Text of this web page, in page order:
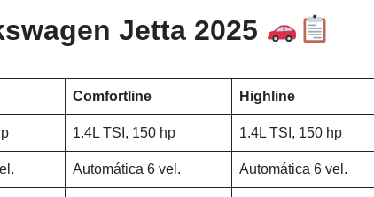
Jetta 2025
Comfortline Highline
1.4L TSI, 150 hp 1.4L TSI, 150 hp
Automática 6 vel. Automática 6 vel.